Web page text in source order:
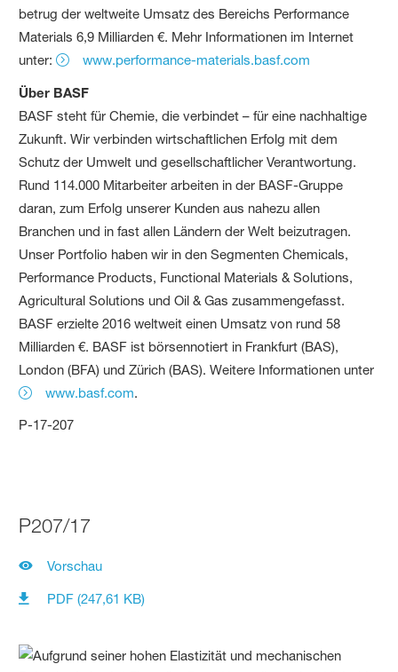
betrug der weltweite Umsatz des Bereichs Performance
Materials 6,9 Milliarden €. Mehr Informationen im Internet
unter:
www.performance-materials.basf.com
Über BASF
BASF steht für Chemie, die verbindet – für eine nachhaltige
Zukunft. Wir verbinden wirtschaftlichen Erfolg mit dem
Schutz der Umwelt und gesellschaftlicher Verantwortung.
Rund 114.000 Mitarbeiter arbeiten in der BASF-Gruppe
daran, zum Erfolg unserer Kunden aus nahezu allen
Branchen und in fast allen Ländern der Welt beizutragen.
Unser Portfolio haben wir in den Segmenten Chemicals,
Performance Products, Functional Materials & Solutions,
Agricultural Solutions und Oil & Gas zusammengefasst.
BASF erzielte 2016 weltweit einen Umsatz von rund 58
Milliarden €. BASF ist börsennotiert in Frankfurt (BAS),
London (BFA) und Zürich (BAS). Weitere Informationen unter
www.basf.com.
P-17-207
P207/17
Vorschau
PDF (247,61 KB)